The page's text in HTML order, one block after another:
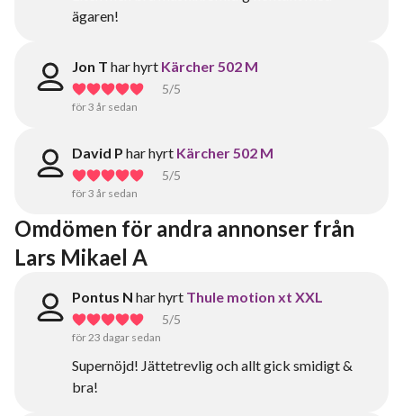
ägaren!
Jon T har hyrt Kärcher 502 M
5/5
för 3 år sedan
David P har hyrt Kärcher 502 M
5/5
för 3 år sedan
Omdömen för andra annonser från
Lars Mikael A
Pontus N har hyrt Thule motion xt XXL
5/5
för 23 dagar sedan
Supernöjd! Jättetrevlig och allt gick smidigt &
bra!